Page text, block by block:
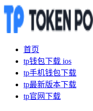
首页
tp钱包下载 ios
tp手机钱包下载
tp最新版本下载
tp官网下载